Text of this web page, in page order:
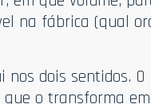
na fábrica (qual
dois sentidos. O
o transforma